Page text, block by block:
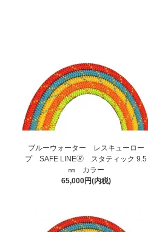
ブルーウォーター レスキューロー
プ SAFE LINE🄬 スタティック 9.5
㎜ カラー
65,000円(内税)